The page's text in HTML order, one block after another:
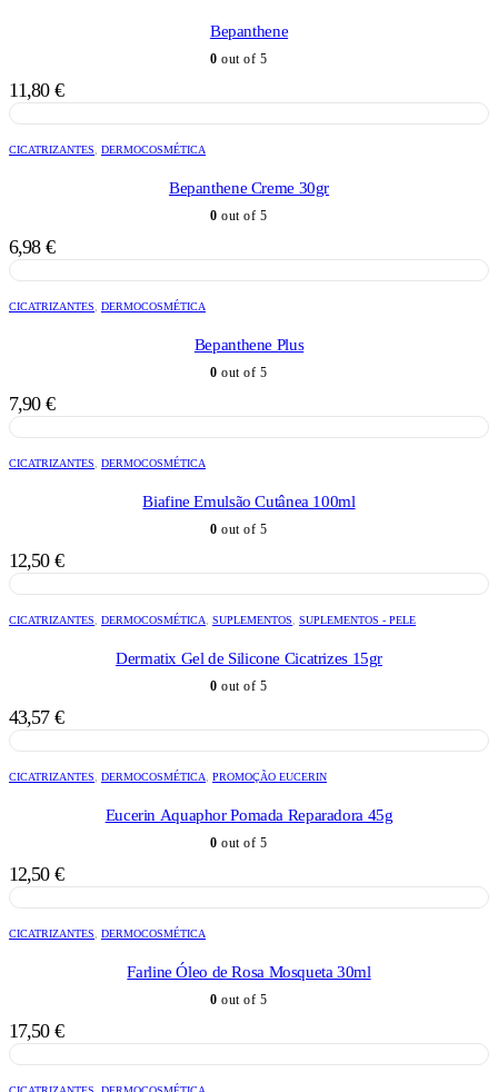
Bepanthene
0 out of 5
11,80 €
CICATRIZANTES DERMOCOSMÉTICA
Bepanthene Creme 30gr
0 out of 5
6,98 €
CICATRIZANTES DERMOCOSMÉTICA
Bepanthene Plus
0 out of 5
7,90 €
CICATRIZANTES DERMOCOSMÉTICA
Biafine Emulsão Cutânea 100ml
0 out of 5
12,50 €
CICATRIZANTES DERMOCOSMÉTICA SUPLEMENTOS SUPLEMENTOS - PELE
Dermatix Gel de Silicone Cicatrizes 15gr
0 out of 5
43,57 €
CICATRIZANTES DERMOCOSMÉTICA PROMOÇÃO EUCERIN
Eucerin Aquaphor Pomada Reparadora 45g
0 out of 5
12,50 €
CICATRIZANTES DERMOCOSMÉTICA
Farline Óleo de Rosa Mosqueta 30ml
0 out of 5
17,50 €